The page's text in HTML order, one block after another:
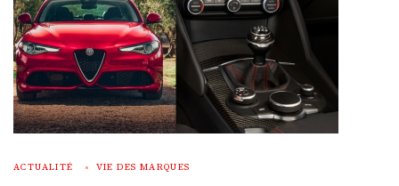
ACTUALITÉ VIE DES MARQUES